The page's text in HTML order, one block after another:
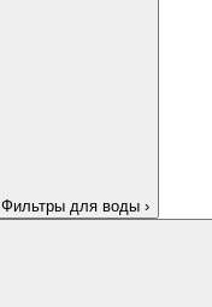
Фильтры для воды ›